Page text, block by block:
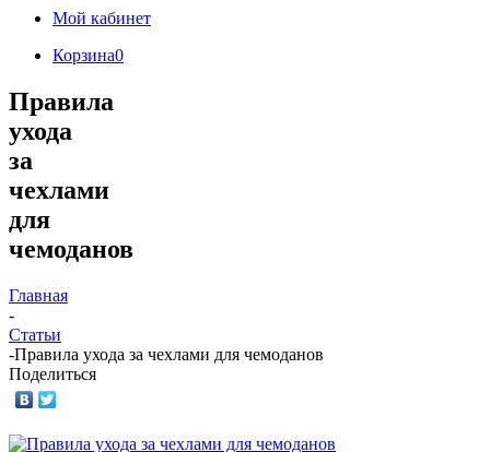
Мой кабинет
Корзина0
Правила
ухода
за
чехлами
для
чемоданов
Главная
-
Статьи
-Правила ухода за чехлами для чемоданов
Поделиться